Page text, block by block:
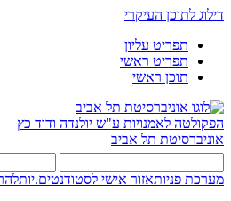
דילוג לתוכן העיקרי
תפריט עליון
תפריט ראשי
תוכן ראשי
הפקולטה לאמנויות ע"ש יולנדה ודוד כץ
אוניברסיטת תל אביב
מערכת פניותאזור אישי לסטודנטים.יות